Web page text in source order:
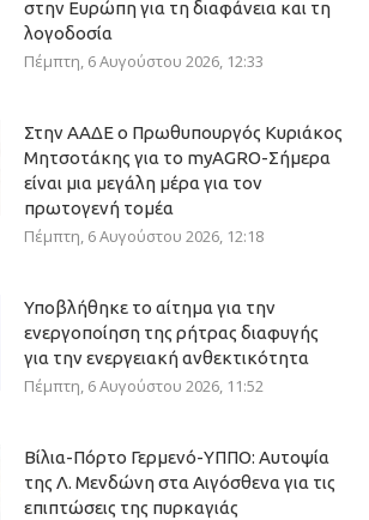
στην Ευρώπη για τη διαφάνεια και τη
λογοδοσία
Πέμπτη, 6 Αυγούστου 2026, 12:33
Στην ΑΑΔΕ ο Πρωθυπουργός Κυριάκος
Μητσοτάκης για το myAGRO-Σήμερα
είναι μια μεγάλη μέρα για τον
πρωτογενή τομέα
Πέμπτη, 6 Αυγούστου 2026, 12:18
Υποβλήθηκε το αίτημα για την
ενεργοποίηση της ρήτρας διαφυγής
για την ενεργειακή ανθεκτικότητα
Πέμπτη, 6 Αυγούστου 2026, 11:52
Βίλια-Πόρτο Γερμενό-ΥΠΠΟ: Αυτοψία
της Λ. Μενδώνη στα Αιγόσθενα για τις
επιπτώσεις της πυρκαγιάς